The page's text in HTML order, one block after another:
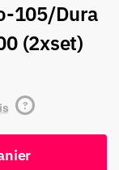
105/Dura
(2xset)
?